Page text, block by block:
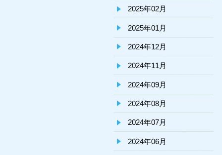
2025年02月
2025年01月
2024年12月
2024年11月
2024年09月
2024年08月
2024年07月
2024年06月